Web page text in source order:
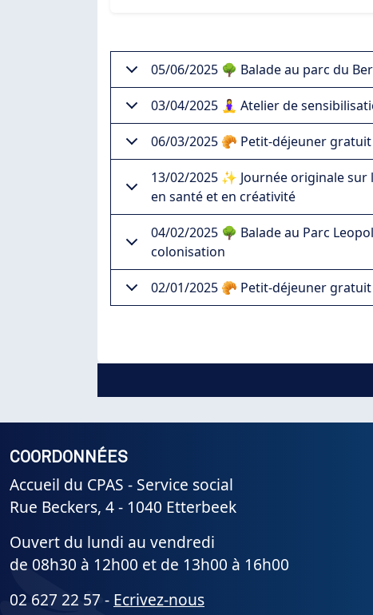
05/06/2025 🌳 Balade au parc du
03/04/2025 🧘‍♀️ Atelier de
06/03/2025 🥐 Petit-déjeuner
13/02/2025 ✨ Journée originale
en santé et en créativité
04/02/2025 🌳 Balade au Parc
colonisation
02/01/2025 🥐 Petit-déjeuner
COORDONNÉES
Accueil du CPAS - Service social
Rue Beckers, 4 - 1040 Etterbeek
Ouvert du lundi au vendredi
de 08h30 à 12h00 et de 13h00 à 16h00
02 627 22 57 - Ecrivez-nous